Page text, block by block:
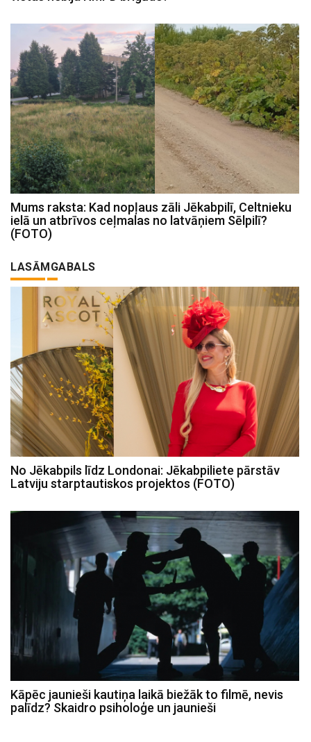
Mums raksta: Kad nopļaus zāli Jēkabpilī, Celtnieku
ielā un atbrīvos ceļmalas no latvāņiem Sēlpilī?
(FOTO)
LASĀMGABALS
No Jēkabpils līdz Londonai: Jēkabpiliete pārstāv
Latviju starptautiskos projektos (FOTO)
Kāpēc jaunieši kautiņa laikā biežāk to filmē, nevis
palīdz? Skaidro psiholoģe un jaunieši